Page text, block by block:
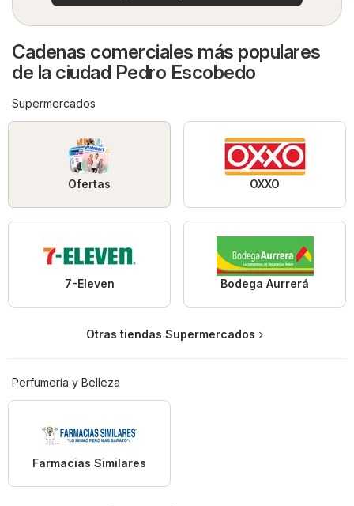
Cadenas comerciales más populares
de la ciudad Pedro Escobedo
Supermercados
Ofertas OXXO
7-Eleven Bodega Aurrerá
Otras tiendas Supermercados
Perfumería y Belleza
Farmacias Similares